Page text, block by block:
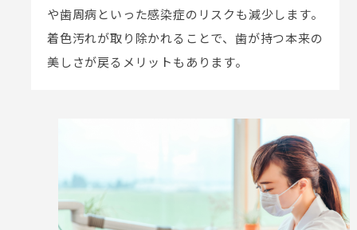
や歯周病といった感染症のリスクも減少します。
着色汚れが取り除かれることで、歯が持つ本来の
美しさが戻るメリットもあります。